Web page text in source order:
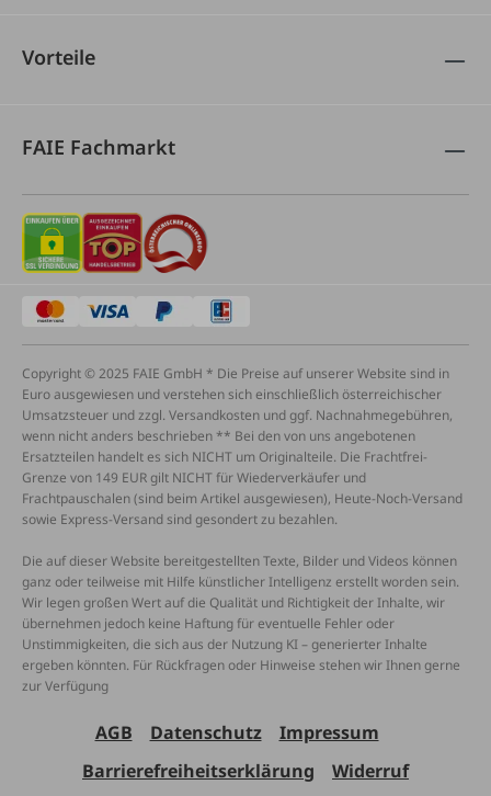
Vorteile
FAIE Fachmarkt
Copyright © 2025 FAIE GmbH * Die Preise auf unserer Website sind in
Euro ausgewiesen und verstehen sich einschließlich österreichischer
Umsatzsteuer und zzgl. Versandkosten und ggf. Nachnahmegebühren,
wenn nicht anders beschrieben ** Bei den von uns angebotenen
Ersatzteilen handelt es sich NICHT um Originalteile. Die Frachtfrei-
Grenze von 149 EUR gilt NICHT für Wiederverkäufer und
Frachtpauschalen (sind beim Artikel ausgewiesen), Heute-Noch-Versand
sowie Express-Versand sind gesondert zu bezahlen.
Die auf dieser Website bereitgestellten Texte, Bilder und Videos können
ganz oder teilweise mit Hilfe künstlicher Intelligenz erstellt worden sein.
Wir legen großen Wert auf die Qualität und Richtigkeit der Inhalte, wir
übernehmen jedoch keine Haftung für eventuelle Fehler oder
Unstimmigkeiten, die sich aus der Nutzung KI – generierter Inhalte
ergeben könnten. Für Rückfragen oder Hinweise stehen wir Ihnen gerne
zur Verfügung
AGB Datenschutz
Impressum
Barrierefreiheitserklärung
Widerruf